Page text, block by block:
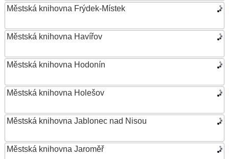
Městská knihovna Frýdek-Místek
Městská knihovna Havířov
Městská knihovna Hodonín
Městská knihovna Holešov
Městská knihovna Jablonec nad Nisou
Městská knihovna Jaroměř